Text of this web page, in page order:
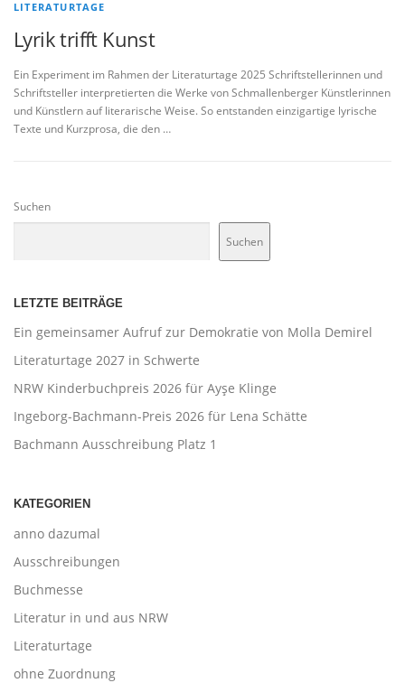
LITERATURTAGE
Lyrik trifft Kunst
Ein Experiment im Rahmen der Literaturtage 2025 Schriftstellerinnen und
Schriftsteller interpretierten die Werke von Schmallenberger Künstlerinnen
und Künstlern auf literarische Weise. So entstanden einzigartige lyrische
Texte und Kurzprosa, die den …
Suchen
Suchen
LETZTE BEITRÄGE
Ein gemeinsamer Aufruf zur Demokratie von Molla Demirel
Literaturtage 2027 in Schwerte
NRW Kinderbuchpreis 2026 für Ayşe Klinge
Ingeborg-Bachmann-Preis 2026 für Lena Schätte
Bachmann Ausschreibung Platz 1
KATEGORIEN
anno dazumal
Ausschreibungen
Buchmesse
Literatur in und aus NRW
Literaturtage
ohne Zuordnung